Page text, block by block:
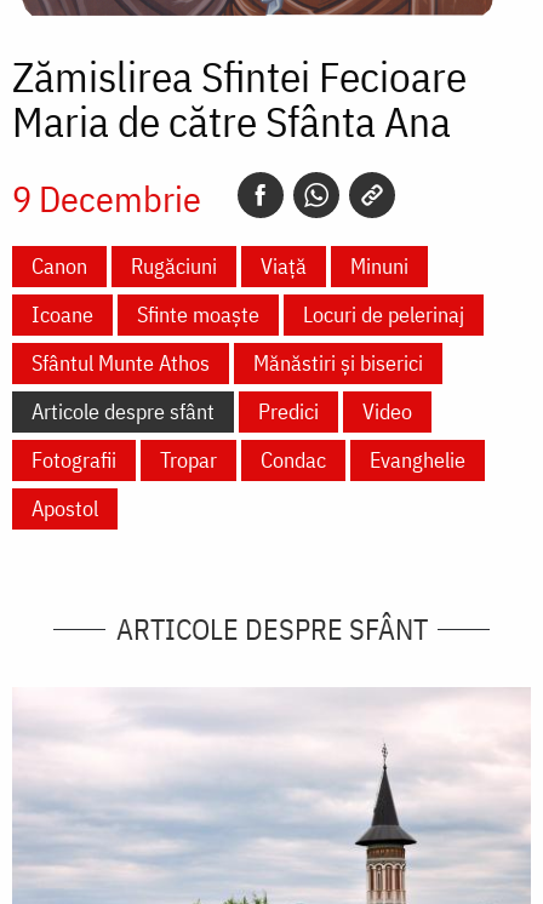
Zămislirea Sfintei Fecioare
Maria de către Sfânta Ana
9 Decembrie
Canon Rugăciuni Viață
Minuni
Icoane
Sfinte moaște
Locuri de pelerinaj
Sfântul Munte Athos
Mănăstiri și biserici
Articole despre sfânt
Predici
Video
Fotografii
Tropar Condac
Evanghelie
Apostol
ARTICOLE DESPRE SFÂNT